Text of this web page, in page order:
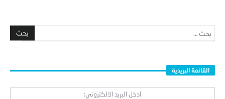
القائمة البريدية
ادخل البريد الالكتروني: